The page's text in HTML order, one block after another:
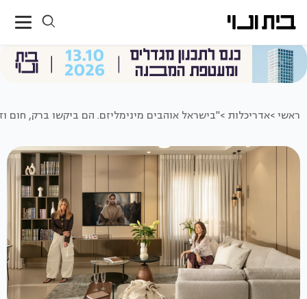
ראשי >אדריכלות >"בישראל אוהבים מינימליזם. הם ביקשו ברק, חום